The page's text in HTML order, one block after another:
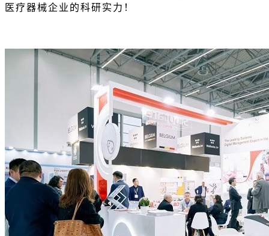
医疗器械企业的科研实力！